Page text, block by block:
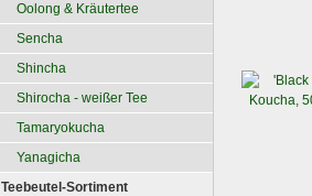
Oolong & Kräutertee
Sencha
Shincha
Shirocha - weißer Tee
Tamaryokucha
Yanagicha
Teebeutel-Sortiment